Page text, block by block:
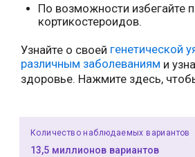
По возможности избегайте
кортикостероидов.
Узнайте о своей генетической
различным заболеваниям и
здоровье. Нажмите здесь,
Количество наблюдаемых вариантов
13,5 миллионов вариантов